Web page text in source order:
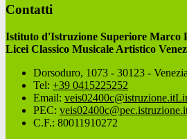
Contatti
Istituto d'Istruzione Superiore Marco
Licei Classico Musicale Artistico
Dorsoduro, 1073 - 30123 -
Tel: +39 0415225252
Email: veis02400c@istruzione.it
PEC:
C.F.: 80011910272